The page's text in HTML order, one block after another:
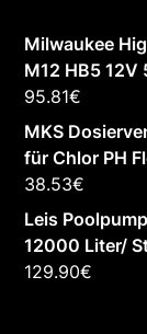
Milwaukee
M12 HB5
95.81€
MKS
für Chlor PH
38.53€
Leis
12000 Liter/
129.90€